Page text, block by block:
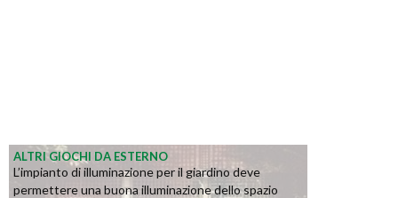
ALTRI GIOCHI DA ESTERNO
L’impianto di illuminazione per il giardino deve
permettere una buona illuminazione dello spazio